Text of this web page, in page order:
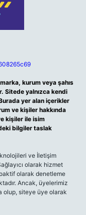
kurum veya şahıs
Sitede yalnızca kendi
yer alan içerikler
ve kişiler hakkında
kişiler ile isim
bilgiler taslak
ve İletişim
olarak hizmet
olarak denetleme
Ancak, üyelerimiz
olup, siteye üye olarak